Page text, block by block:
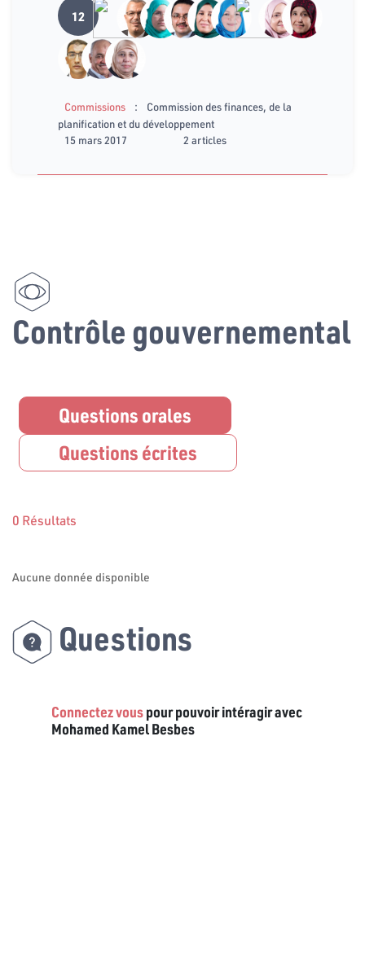
12
Commissions :
Commission des finances, de la
planification et du développement
15 mars 2017
2 articles
Contrôle gouvernemental
Questions orales
Questions écrites
0 Résultats
Aucune donnée disponible
Questions
Connectez vouspour pouvoir intéragir avec
Mohamed Kamel Besbes